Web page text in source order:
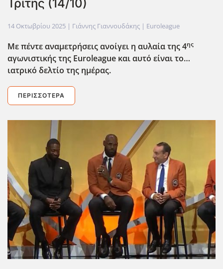
Τρίτης (14/10)
14 Οκτωβρίου 2025 | Γιάννης Γιαννουδάκης | Euroleague
Με πέντε αναμετρήσεις ανοίγει η αυλαία της 4ης
αγωνιστικής της Euroleague και αυτό είναι το…
ιατρικό δελτίο της ημέρας.
ΠΕΡΙΣΣΌΤΕΡΑ